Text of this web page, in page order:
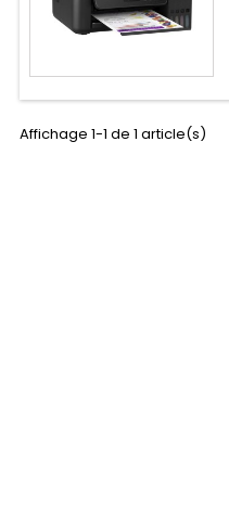
Affichage 1-1 de 1 article(s)